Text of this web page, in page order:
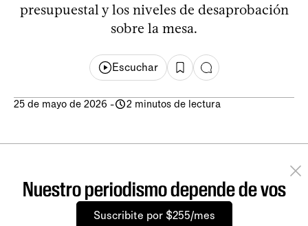
presupuestal y los niveles de desaprobación
sobre la mesa.
Escuchar
25 de mayo de 2026 - 2 minutos de lectura
Nuestro periodismo depende de vos
Suscribite por $255/mes